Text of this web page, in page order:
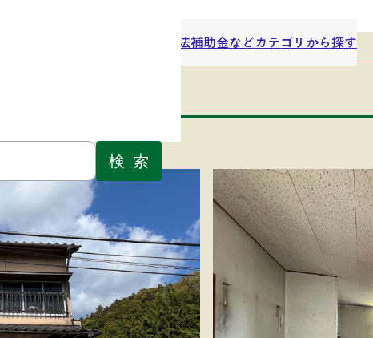
ご利用方法補助金など カテゴリから探す